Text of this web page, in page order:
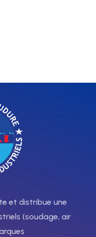
et distribue une
(soudage, air